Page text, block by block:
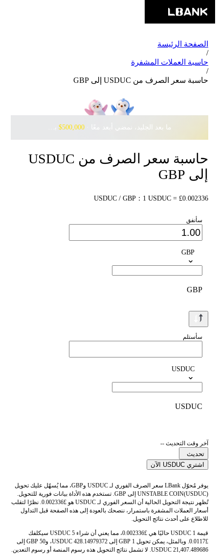
الصفحة الرئيسة
/
حاسبة العملات المشفرة
/
حاسبة سعر الصرف من USDUC إلى GBP
ما بعد الجليد، نمضي أبعد معًا · ‎ $500,000بانتظارك مع Pudgy Penguins
حاسبة سعر الصرف من USDUC
إلى GBP
USDUC / GBP：1 USDUC = £0.002336
سأنفق
GBP
GBP
سأستلم
USDUC
USDUC
آخر وقت التحديث --
تحديث
اشتري USDUC الآن
يوفر مُحوّل LBank سعر الصرف الفوري لـ USDUC وGBP، مما يُسهّل عليك تحويل
UNSTABLE COIN(USDUC) إلى GBP. تستخدم هذه الأداة بيانات فورية للتحويل.
تُظهر نتيجة التحويل الحالية أن السعر الفوري لـ USDUC هو £0.002336. نظرًا لتقلب
أسعار العملات المشفرة باستمرار، ننصحك بالعودة إلى هذه الصفحة قبل التداول
للاطلاع على أحدث نتائج التحويل.
قيمة 1 USDUC حاليًا هي £0.002336، مما يعني أن شراء 5 USDUC سيكلفك
£0.0117. وبالمثل، يمكن تحويل 1 GBP إلى 428.14979372 USDUC، و50 GBP إلى
21,407.489686 USDUC. لا تشمل نتائج التحويل هذه رسوم المنصة أو رسوم التعدين.